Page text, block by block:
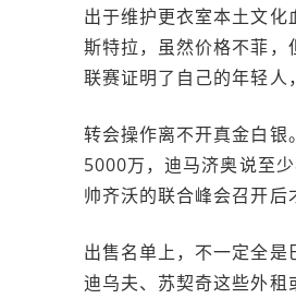
出于维护更衣室本土文
斯特拉，虽然价格不菲
联赛证明了自己的年轻人
转会操作离不开真金白
5000万，迪马济奥说至
帅齐沃的联合峰会召开后
出售名单上，不一定全是
迪乌夫、苏契奇这些外